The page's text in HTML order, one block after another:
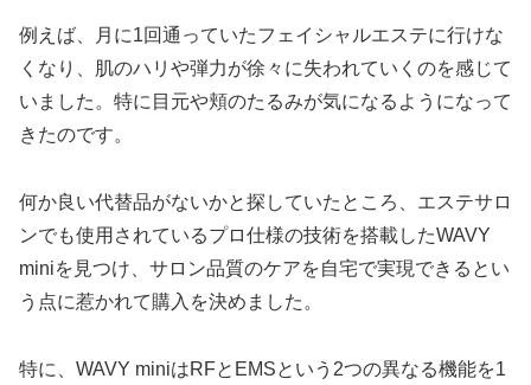
例えば、月に1回通っていたフェイシャルエステに行けな
くなり、肌のハリや弾力が徐々に失われていくのを感じて
いました。特に目元や頬のたるみが気になるようになって
きたのです。
何か良い代替品がないかと探していたところ、エステサロ
ンでも使用されているプロ仕様の技術を搭載したWAVY
miniを見つけ、サロン品質のケアを自宅で実現できるとい
う点に惹かれて購入を決めました。
特に、WAVY miniはRFとEMSという2つの異なる機能を1